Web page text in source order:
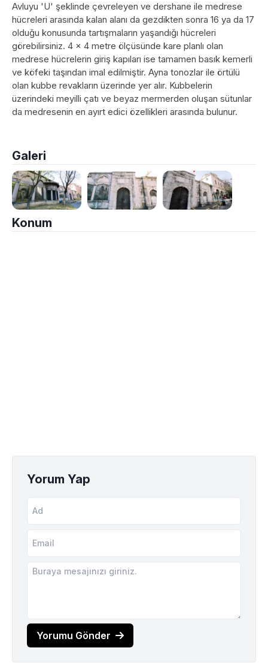
Avluyu 'U' şeklinde çevreleyen ve dershane ile medrese
hücreleri arasında kalan alanı da gezdikten sonra 16 ya da 17
olduğu konusunda tartışmaların yaşandığı hücreleri
görebilirsiniz. 4 x 4 metre ölçüsünde kare planlı olan
medrese hücrelerin giriş kapıları ise tamamen basık kemerli
ve köfeki taşından imal edilmiştir. Ayna tonozlar ile örtülü
olan kubbe revakların üzerinde yer alır. Kubbelerin
üzerindeki meyilli çatı ve beyaz mermerden oluşan sütunlar
da medresenin en ayırt edici özellikleri arasında bulunur.
Galeri
Konum
Yorum Yap
Yorumu Gönder